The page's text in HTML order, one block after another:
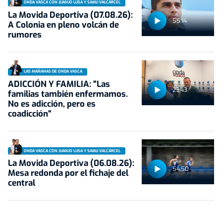
55:14
ONDA VASCA CON JUANJO LUSA Y SAMU VALCÁRCEL
La Movida Deportiva (07.08.26):
A Colonia en pleno volcán de
rumores
23:43
LAS MAÑANAS DE ONDA VASCA
ADICCIÓN Y FAMILIA: "Las
familias también enfermamos.
No es adicción, pero es
coadicción"
54:50
ONDA VASCA CON JUANJO LUSA Y SAMU VALCÁRCEL
La Movida Deportiva (06.08.26):
Mesa redonda por el fichaje del
central